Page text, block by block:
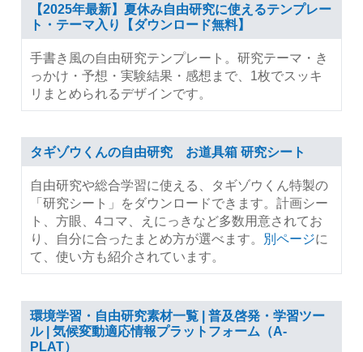
【2025年最新】夏休み自由研究に使えるテンプレー
ト・テーマ入り【ダウンロード無料】
手書き風の自由研究テンプレート。研究テーマ・き
っかけ・予想・実験結果・感想まで、1枚でスッキ
リまとめられるデザインです。
タギゾウくんの自由研究 お道具箱 研究シート
自由研究や総合学習に使える、タギゾウくん特製の
「研究シート」をダウンロードできます。計画シー
ト、方眼、4コマ、えにっきなど多数用意されてお
り、自分に合ったまとめ方が選べます。 別ページに
て、使い方も紹介されています。
環境学習・自由研究素材一覧 | 普及啓発・学習ツー
ル | 気候変動適応情報プラットフォーム（A-
PLAT）